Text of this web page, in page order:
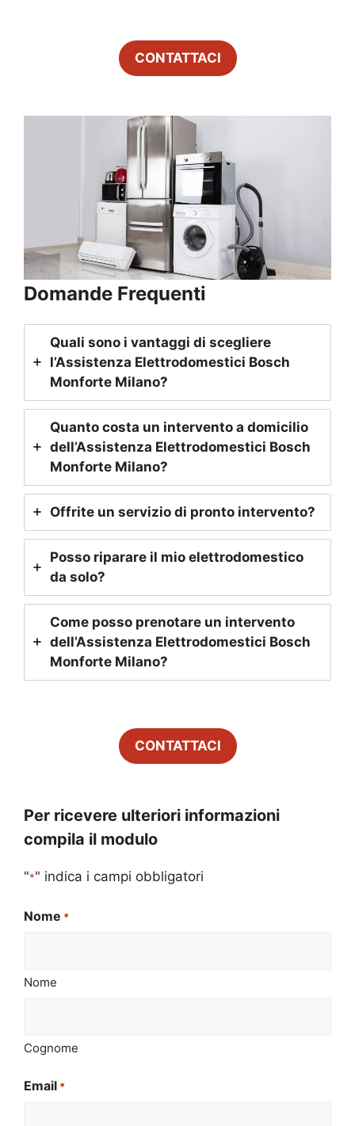
CONTATTACI
Domande Frequenti
Quali sono i vantaggi di scegliere
l’Assistenza Elettrodomestici Bosch
Monforte Milano?
Quanto costa un intervento a domicilio
dell’Assistenza Elettrodomestici Bosch
Monforte Milano?
Offrite un servizio di pronto intervento?
Posso riparare il mio elettrodomestico
da solo?
Come posso prenotare un intervento
dell’Assistenza Elettrodomestici Bosch
Monforte Milano?
CONTATTACI
Per ricevere ulteriori informazioni
compila il modulo
"*" indica i campi obbligatori
Nome *
Nome
Cognome
Email *